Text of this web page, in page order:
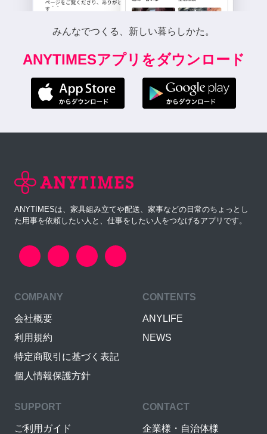
みんなでつくる、新しい暮らしかた。
ANYTIMESアプリをダウンロード
ANYTIMESは、家具組み立てや配送、家事などの日常のちょっとし
た用事を依頼したい人と、仕事をしたい人をつなげるアプリです。
COMPANY
会社概要
利用規約
特定商取引に基づく表記
個人情報保護方針
CONTENTS
ANYLIFE
NEWS
SUPPORT
ご利用ガイド
CONTACT
企業様・自治体様